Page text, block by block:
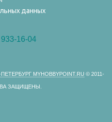
данных
16-04
MYHOBBYPOINT.RU © 2011-
ЗАЩИЩЕНЫ.